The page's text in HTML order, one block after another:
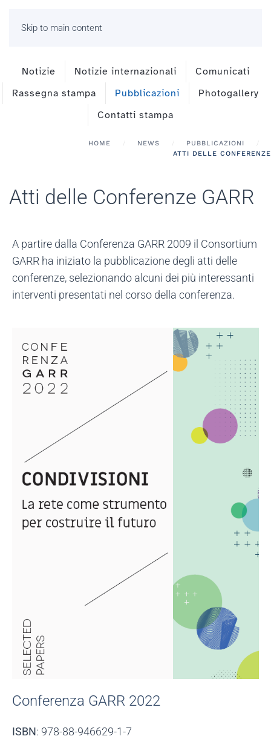
Skip to main content
Notizie Notizie internazionali
Comunicati
Rassegna stampa
Pubblicazioni
Photogallery
Contatti stampa
HOME NEWS
PUBBLICAZIONI
ATTI DELLE CONFERENZE
Atti delle Conferenze GARR
A partire dalla Conferenza GARR 2009 il Consortium
GARR ha iniziato la pubblicazione degli atti delle
conferenze, selezionando alcuni dei più interessanti
interventi presentati nel corso della conferenza.
Conferenza GARR 2022
ISBN: 978-88-946629-1-7